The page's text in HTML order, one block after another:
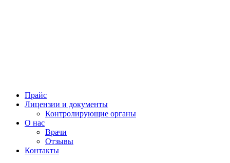
Прайс
Лицензии и документы
Контролирующие органы
О нас
Врачи
Отзывы
Контакты